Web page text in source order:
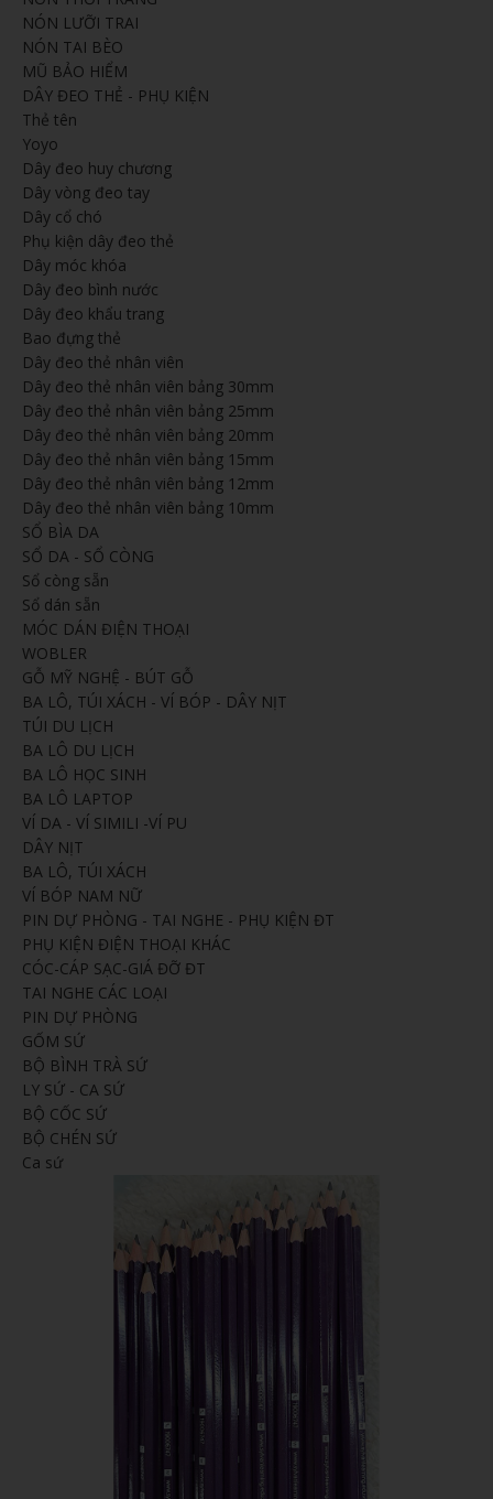
NÓN LƯỠI TRAI
NÓN TAI BÈO
MŨ BẢO HIỂM
DÂY ĐEO THẺ - PHỤ KIỆN
Thẻ tên
Yoyo
Dây đeo huy chương
Dây vòng đeo tay
Dây cổ chó
Phụ kiện dây đeo thẻ
Dây móc khóa
Dây đeo bình nước
Dây đeo khẩu trang
Bao đựng thẻ
Dây đeo thẻ nhân viên
Dây đeo thẻ nhân viên bảng 30mm
Dây đeo thẻ nhân viên bảng 25mm
Dây đeo thẻ nhân viên bảng 20mm
Dây đeo thẻ nhân viên bảng 15mm
Dây đeo thẻ nhân viên bảng 12mm
Dây đeo thẻ nhân viên bảng 10mm
SỔ BÌA DA
SỔ DA - SỔ CÒNG
Sổ còng sẵn
Sổ dán sẵn
MÓC DÁN ĐIỆN THOẠI
WOBLER
GỖ MỸ NGHỆ - BÚT GỖ
BA LÔ, TÚI XÁCH - VÍ BÓP - DÂY NỊT
TÚI DU LỊCH
BA LÔ DU LỊCH
BA LÔ HỌC SINH
BA LÔ LAPTOP
VÍ DA - VÍ SIMILI -VÍ PU
DÂY NỊT
BA LÔ, TÚI XÁCH
VÍ BÓP NAM NỮ
PIN DỰ PHÒNG - TAI NGHE - PHỤ KIỆN ĐT
PHỤ KIỆN ĐIỆN THOẠI KHÁC
CÓC-CÁP SẠC-GIÁ ĐỠ ĐT
TAI NGHE CÁC LOẠI
PIN DỰ PHÒNG
GỐM SỨ
BỘ BÌNH TRÀ SỨ
LY SỨ - CA SỨ
BỘ CỐC SỨ
BỘ CHÉN SỨ
Ca sứ